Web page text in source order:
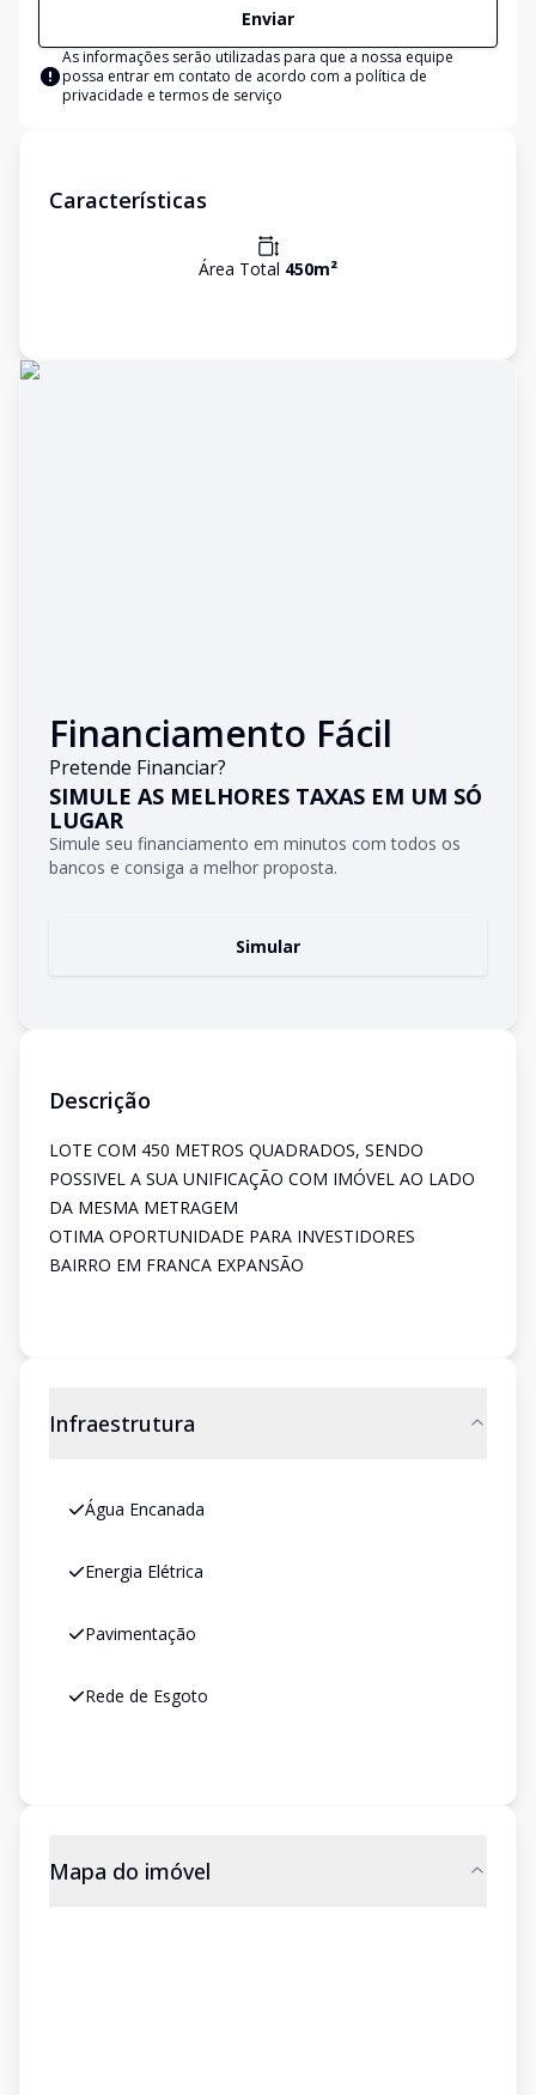
Enviar
As informações serão utilizadas para que a nossa equipe
possa entrar em contato de acordo com a política de
privacidade e termos de serviço
Características
Área Total 450m²
Financiamento Fácil
Pretende Financiar?
SIMULE AS MELHORES TAXAS EM UM SÓ
LUGAR
Simule seu financiamento em minutos com todos os
bancos e consiga a melhor proposta.
Simular
Descrição
LOTE COM 450 METROS QUADRADOS, SENDO
POSSIVEL A SUA UNIFICAÇÃO COM IMÓVEL AO LADO
DA MESMA METRAGEM
OTIMA OPORTUNIDADE PARA INVESTIDORES
BAIRRO EM FRANCA EXPANSÃO
Infraestrutura
Água Encanada
Energia Elétrica
Pavimentação
Rede de Esgoto
Mapa do imóvel